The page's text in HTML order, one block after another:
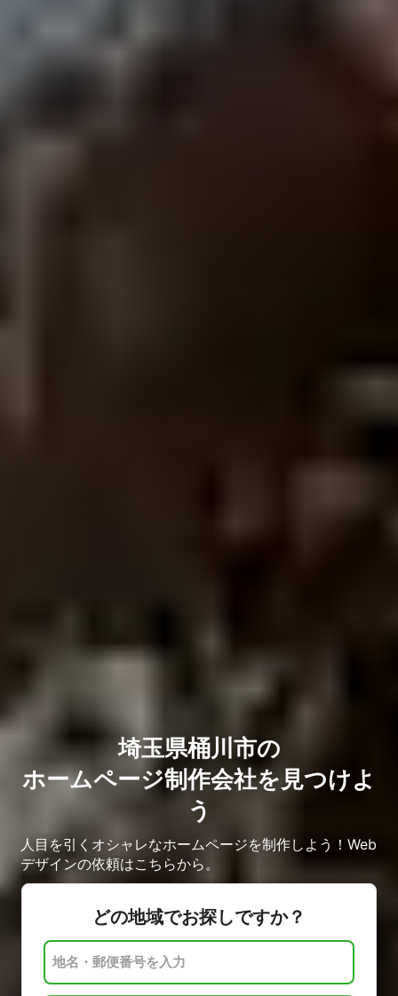
埼玉県桶川市の
ホームページ制作会社を見つけよ
う
人目を引くオシャレなホームページを制作しよう！Web
デザインの依頼はこちらから。
どの地域でお探しですか？